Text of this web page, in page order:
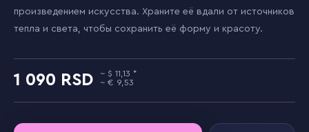
произведением искусства. Храните её вдали от источников
тепла и света, чтобы сохранить её форму и красоту.
1 090
11,13
9,53